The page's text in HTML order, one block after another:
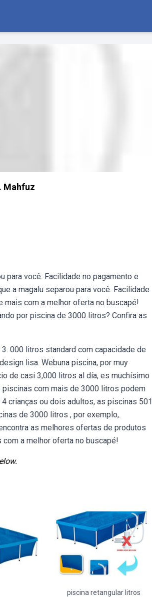
Mahfuz
para você. Facilidade no pagamento e
a magalu separou para você. Facilidade
mais com a melhor oferta no buscapé!
por piscina de 3000 litros? Confira as
000 litros standard com capacidade de
lisa. Webuna piscina, por muy
de casi 3,000 litros al día, es muchísimo
piscinas com mais de 3000 litros podem
crianças ou dois adultos, as piscinas 501
de 3000 litros , por exemplo,.
as melhores ofertas de produtos
a melhor oferta no buscapé!
piscina retangular litros